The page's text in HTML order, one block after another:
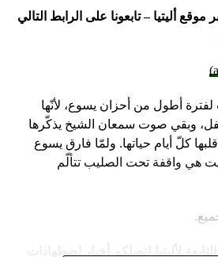
موقع أليتيا – تابعونا على الرابط التالي
أطول من أحزان يسوع، لأنّها
وبقي صوت سمعان الشيخ يذكّرها
كلّ أيام حياتها. ولمّا فارق يسوع
هي واقفة تحت الصليب تتألّم